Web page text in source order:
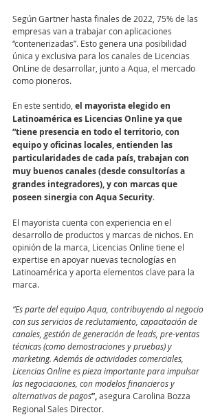
Según Gartner hasta finales de 2022, 75% de las
empresas van a trabajar con aplicaciones
“contenerizadas”. Esto genera una posibilidad
única y exclusiva para los canales de Licencias
OnLine de desarrollar, junto a Aqua, el mercado
como pioneros.
En este sentido, el mayorista elegido en
Latinoamérica es Licencias Online ya que
“tiene presencia en todo el territorio, con
equipo y oficinas locales, entienden las
particularidades de cada país, trabajan con
muy buenos canales (desde consultorías a
grandes integradores), y con marcas que
poseen sinergia con Aqua Security.
El mayorista cuenta con experiencia en el
desarrollo de productos y marcas de nichos. En
opinión de la marca, Licencias Online tiene el
expertise en apoyar nuevas tecnologías en
Latinoamérica y aporta elementos clave para la
marca.
“Es parte del equipo Aqua, contribuyendo al negocio
con sus servicios de reclutamiento, capacitación de
canales, gestión de generación de leads, pre-ventas
técnicas (como demostraciones y pruebas) y
marketing. Además de actividades comerciales,
Licencias Online es pieza importante para impulsar
las negociaciones, con modelos financieros y
alternativas de pagos”, asegura Carolina Bozza
Regional Sales Director.